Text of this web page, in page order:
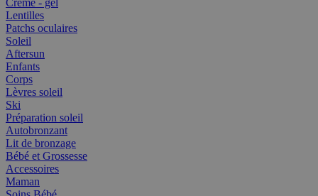
Creme - gel
Lentilles
Patchs oculaires
Soleil
Aftersun
Enfants
Corps
Lèvres soleil
Ski
Préparation soleil
Autobronzant
Lit de bronzage
Bébé et Grossesse
Accessoires
Maman